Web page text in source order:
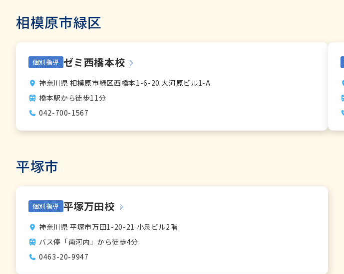
相模原市緑区
個別指導 ゼミ西橋本校
神奈川県 相模原市緑区西橋本1-6-20 大河原ビル1-A
橋本駅から徒歩11分
042-700-1567
平塚市
個別指導 平塚万田校
神奈川県 平塚市万田1-20-21 小泉ビル2階
バス停「南河内」から徒歩4分
0463-20-9947